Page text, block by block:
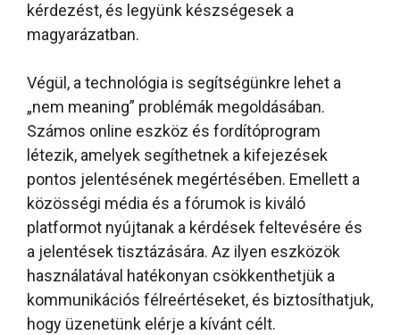
kérdezést, és legyünk készségesek a
magyarázatban.
Végül, a technológia is segítségünkre lehet a
„nem meaning” problémák megoldásában.
Számos online eszköz és fordítóprogram
létezik, amelyek segíthetnek a kifejezések
pontos jelentésének megértésében. Emellett a
közösségi média és a fórumok is kiváló
platformot nyújtanak a kérdések feltevésére és
a jelentések tisztázására. Az ilyen eszközök
használatával hatékonyan csökkenthetjük a
kommunikációs félreértéseket, és biztosíthatjuk,
hogy üzenetünk elérje a kívánt célt.